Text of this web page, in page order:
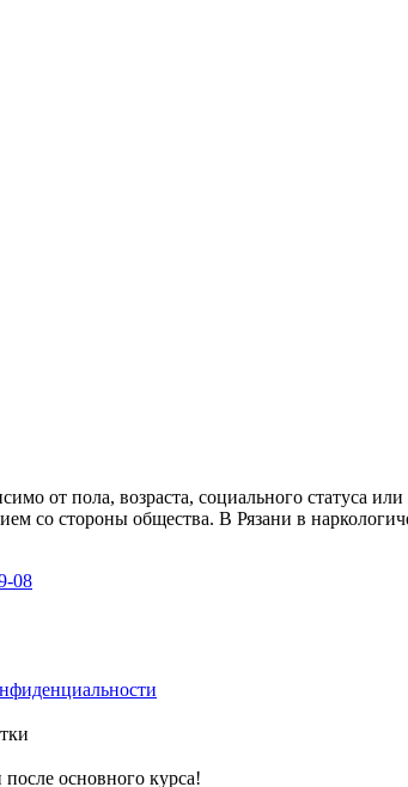
от пола, возраста, социального статуса
со стороны общества. В Рязани в
08
основного курса!